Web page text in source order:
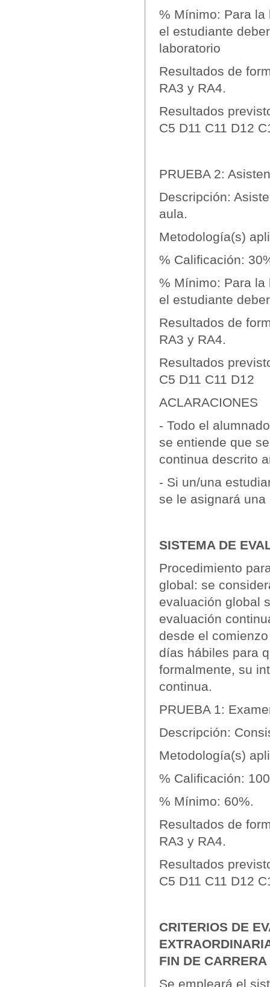
% Mínimo: Para la
el estudiante
laboratorio
Resultados de
RA3 y RA4.
Resultados
C5 D11 C11 D12
PRUEBA 2:
Descripción:
aula.
Metodología(s)
% Calificación:
% Mínimo: Para la
el estudiante
Resultados de
RA3 y RA4.
Resultados
C5 D11 C11 D12
ACLARACIONES
- Todo el
se entiende que
continua descrito
- Si un/una
se le asignará
SISTEMA DE
Procedimiento
global: se
evaluación global
evaluación
desde el
días hábiles para
formalmente, su
continua.
PRUEBA 1:
Descripción:
Metodología(s)
% Calificación:
% Mínimo: 60%.
Resultados de
RA3 y RA4.
Resultados
C5 D11 C11 D12
CRITERIOS DE
FIN DE CARRERA
Se empleará el